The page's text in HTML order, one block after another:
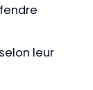
leur